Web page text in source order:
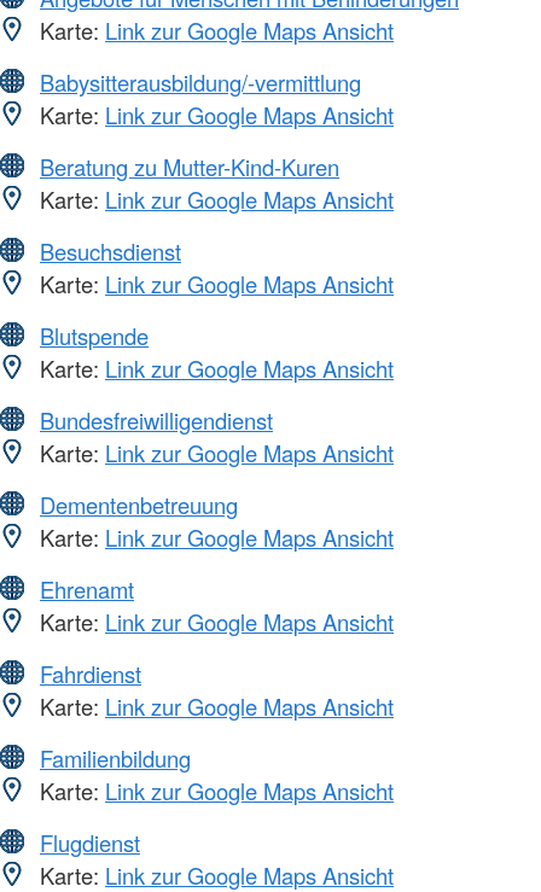
Karte: Link zur Google Maps Ansicht
Babysitterausbildung/-vermittlung
Karte: Link zur Google Maps Ansicht
Beratung zu Mutter-Kind-Kuren
Karte: Link zur Google Maps Ansicht
Besuchsdienst
Karte: Link zur Google Maps Ansicht
Blutspende
Karte: Link zur Google Maps Ansicht
Bundesfreiwilligendienst
Karte: Link zur Google Maps Ansicht
Dementenbetreuung
Karte: Link zur Google Maps Ansicht
Ehrenamt
Karte: Link zur Google Maps Ansicht
Fahrdienst
Karte: Link zur Google Maps Ansicht
Familienbildung
Karte: Link zur Google Maps Ansicht
Flugdienst
Karte: Link zur Google Maps Ansicht